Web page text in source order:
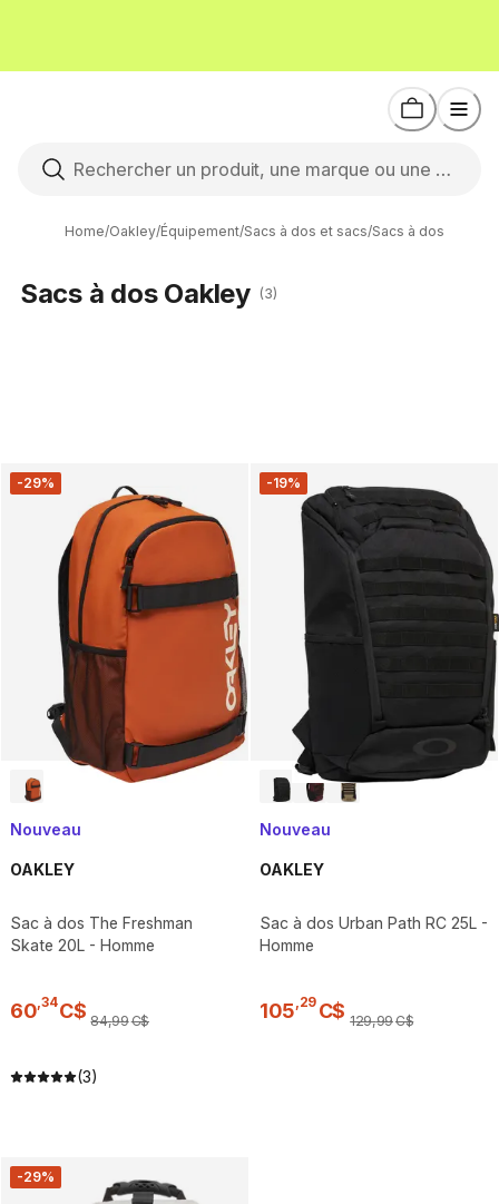
Home/Oakley/Équipement/Sacs à dos et sacs/Sacs à dos
Sacs à dos Oakley (3)
-29%
Nouveau
OAKLEY
Sac à dos The Freshman
Skate 20L - Homme
60 34C$ 84,99C$
(3)
-19%
Nouveau
OAKLEY
Sac à dos Urban Path RC 25L -
Homme
105 29 C$ 129,99C$
-29%